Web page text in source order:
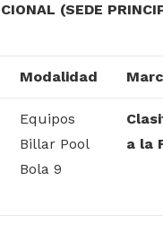
(SEDE
Modalidad
Equipos
Billar Pool
Bola 9
a la